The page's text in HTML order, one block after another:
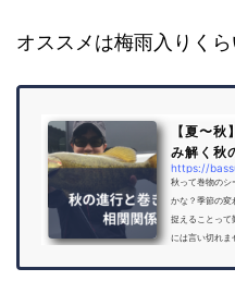
オススメは梅雨入りく
【夏〜
み解く秋
https://
秋って巻物のシ
かな？季節の変
捉えることって
には言い切れま